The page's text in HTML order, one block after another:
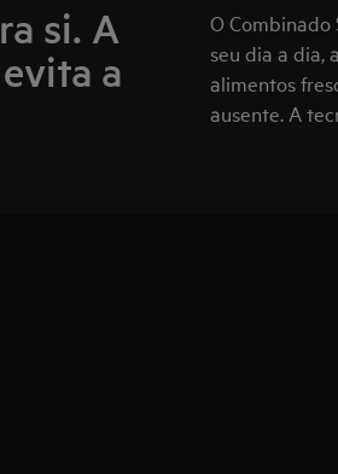
si. A
a
O
seu dia a dia,
alimentos
ausente. A